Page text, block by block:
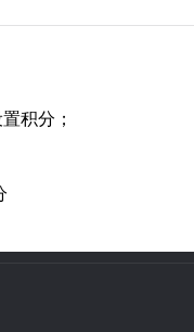
积分；